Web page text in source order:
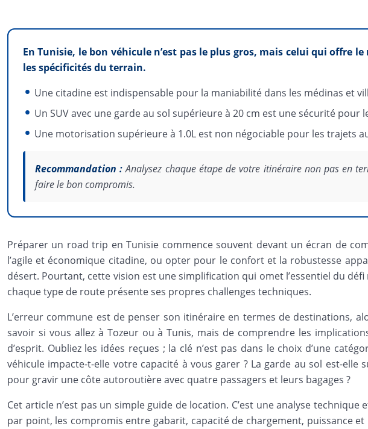
En Tunisie, le bon véhicule n’est pas le plus gros, mais celui qui
les spécificités du terrain.
Une citadine est indispensable pour la maniabilité dans les médinas et
Un SUV avec une garde au sol supérieure à 20 cm est une sécurité pour
Une motorisation supérieure à 1.0L est non négociable pour les trajets
Recommandation :Analysez chaque étape de votre itinéraire non pas en
faire le bon compromis.
Préparer un road trip en Tunisie commence souvent devant un écran de
l’agile et économique citadine, ou opter pour le confort et la robustesse
désert. Pourtant, cette vision est une simplification qui omet l’essentiel du
chaque type de route présente ses propres challenges techniques.
L’erreur commune est de penser son itinéraire en termes de destinations,
savoir si vous allez à Tozeur ou à Tunis, mais de comprendre les
d’esprit. Oubliez les idées reçues ; la clé n’est pas dans le choix d’une
véhicule impacte-t-elle votre capacité à vous garer ? La garde au sol est-
pour gravir une côte autoroutière avec quatre passagers et leurs bagages ?
Cet article n’est pas un simple guide de location. C’est une analyse
par point, les compromis entre gabarit, capacité de chargement, puissance